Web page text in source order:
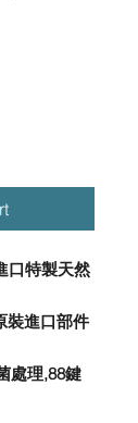
特製天然
裝進口部件
處理,88鍵